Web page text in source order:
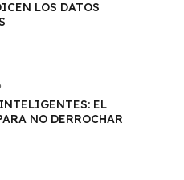
LOS DATOS
EL
NO DERROCHAR